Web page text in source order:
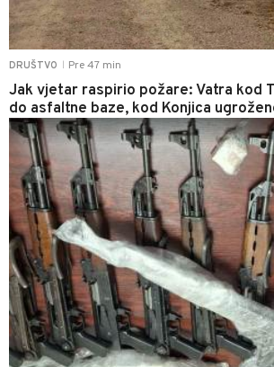
DRUŠTVO Pre 47 min
Jak vjetar raspirio požare: Vatra kod
do asfaltne baze, kod Konjica